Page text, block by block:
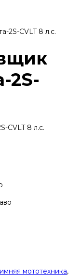
2S-CVLT 8 л.с.
2S-
мототехника,